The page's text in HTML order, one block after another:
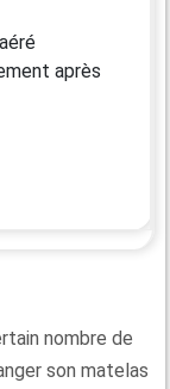
après
nombre de
son matelas